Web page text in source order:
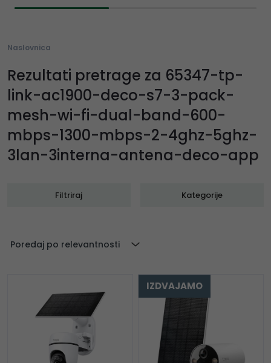
Naslovnica
Rezultati pretrage za 65347-tp-
link-ac1900-deco-s7-3-pack-
mesh-wi-fi-dual-band-600-
mbps-1300-mbps-2-4ghz-5ghz-
3lan-3interna-antena-deco-app
Filtriraj Kategorije
Poredaj po relevantnosti
IZDVAJAMO